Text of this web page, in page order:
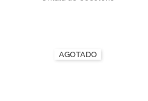
AGOTADO